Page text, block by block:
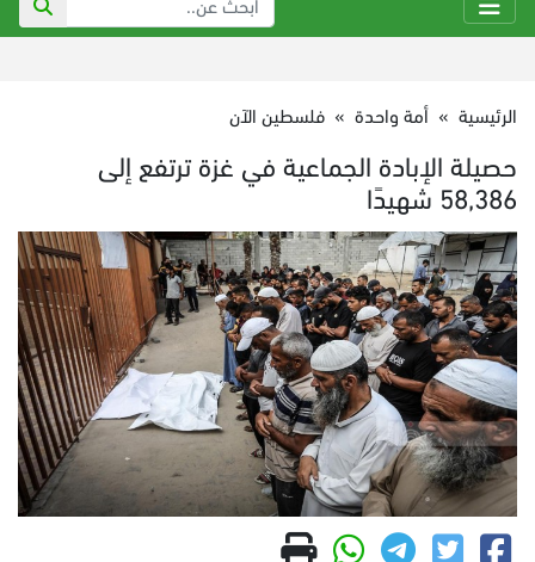
الرئيسية » أمة واحدة » فلسطين الآن
حصيلة الإبادة الجماعية في غزة ترتفع إلى
58,386 شهيدًا